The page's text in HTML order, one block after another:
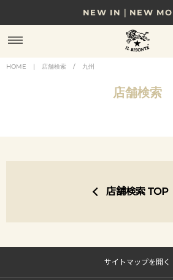
NEW IN｜NEW
8/17(月)10時まで｜税込11,000
贈る相手やシーンから選べる、新
NEW IN｜COLOR
HOME | 店舗検索 / 九州
店舗検索
店舗検索 TOP
サイトマップを開く